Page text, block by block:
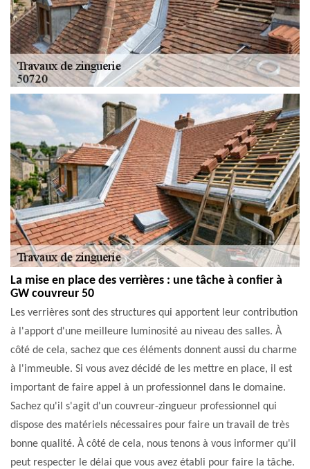
La mise en place des verrières : une tâche à confier à
GW couvreur 50
Les verrières sont des structures qui apportent leur contribution
à l'apport d'une meilleure luminosité au niveau des salles. À
côté de cela, sachez que ces éléments donnent aussi du charme
à l'immeuble. Si vous avez décidé de les mettre en place, il est
important de faire appel à un professionnel dans le domaine.
Sachez qu'il s'agit d'un couvreur-zingueur professionnel qui
dispose des matériels nécessaires pour faire un travail de très
bonne qualité. À côté de cela, nous tenons à vous informer qu'il
peut respecter le délai que vous avez établi pour faire la tâche.